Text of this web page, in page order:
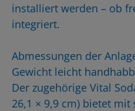
installiert werden – ob
integriert.
Abmessungen der
Gewicht leicht
Der zugehörige Vital
26,1 × 9,9 cm) bietet mit